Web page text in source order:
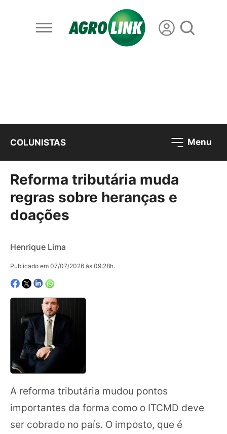
COLUNISTAS Menu
Reforma tributária muda
regras sobre heranças e
doações
Henrique Lima
Publicado em 07/07/2026 às 09:28h.
A reforma tributária mudou pontos
importantes da forma como o ITCMD deve
ser cobrado no país. O imposto, que é